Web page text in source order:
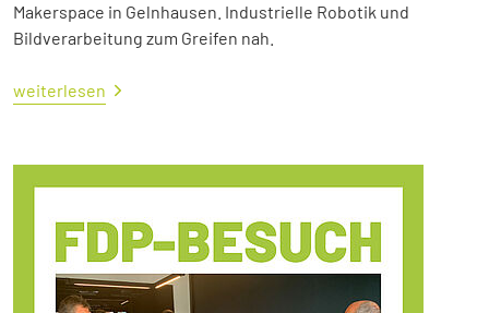
Makerspace in Gelnhausen. Industrielle Robotik und
Bildverarbeitung zum Greifen nah.
weiterlesen